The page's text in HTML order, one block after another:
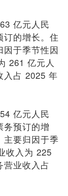
亿元人民
的增长。住
于季节性因
261 亿元人
入占 2025 年
亿元人民
预订的增
主要归因于季
收入为 225
业收入占